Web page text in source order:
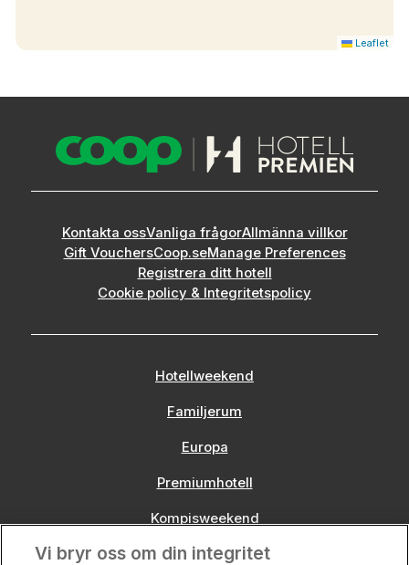
Leaflet
Kontakta ossVanliga frågorAllmänna villkor
Gift VouchersCoop.seManage Preferences
Registrera ditt hotell
Cookie policy & Integritetspolicy
Hotellweekend
Familjerum
Europa
Premiumhotell
Kompisweekend
Storstadsweekend
Vi bryr oss om din integritet